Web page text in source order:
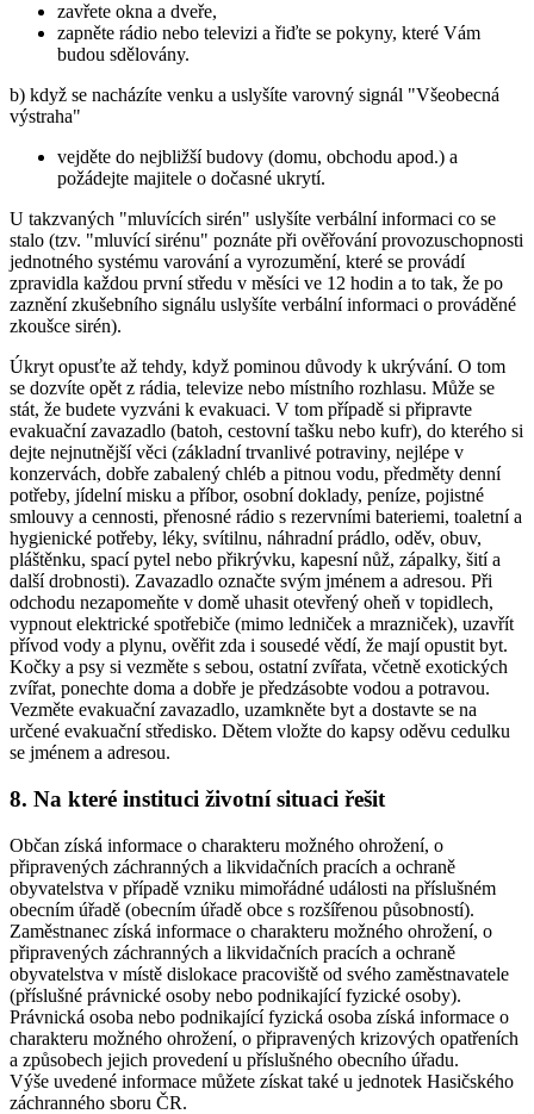
zavřete okna a dveře,
zapněte rádio nebo televizi a řiďte se pokyny, které Vám
budou sdělovány.
b) když se nacházíte venku a uslyšíte varovný signál "Všeobecná
výstraha"
vejděte do nejbližší budovy (domu, obchodu apod.) a
požádejte majitele o dočasné ukrytí.
U takzvaných "mluvících sirén" uslyšíte verbální informaci co se
stalo (tzv. "mluvící sirénu" poznáte při ověřování provozuschopnosti
jednotného systému varování a vyrozumění, které se provádí
zpravidla každou první středu v měsíci ve 12 hodin a to tak, že po
zaznění zkušebního signálu uslyšíte verbální informaci o prováděné
zkoušce sirén).
Úkryt opusťte až tehdy, když pominou důvody k ukrývání. O tom
se dozvíte opět z rádia, televize nebo místního rozhlasu. Může se
stát, že budete vyzváni k evakuaci. V tom případě si připravte
evakuační zavazadlo (batoh, cestovní tašku nebo kufr), do kterého si
dejte nejnutnější věci (základní trvanlivé potraviny, nejlépe v
konzervách, dobře zabalený chléb a pitnou vodu, předměty denní
potřeby, jídelní misku a příbor, osobní doklady, peníze, pojistné
smlouvy a cennosti, přenosné rádio s rezervními bateriemi, toaletní a
hygienické potřeby, léky, svítilnu, náhradní prádlo, oděv, obuv,
pláštěnku, spací pytel nebo přikrývku, kapesní nůž, zápalky, šití a
další drobnosti). Zavazadlo označte svým jménem a adresou. Při
odchodu nezapomeňte v domě uhasit otevřený oheň v topidlech,
vypnout elektrické spotřebiče (mimo ledniček a mrazniček), uzavřít
přívod vody a plynu, ověřit zda i sousedé vědí, že mají opustit byt.
Kočky a psy si vezměte s sebou, ostatní zvířata, včetně exotických
zvířat, ponechte doma a dobře je předzásobte vodou a potravou.
Vezměte evakuační zavazadlo, uzamkněte byt a dostavte se na
určené evakuační středisko. Dětem vložte do kapsy oděvu cedulku
se jménem a adresou.
8. Na které instituci životní situaci řešit
Občan získá informace o charakteru možného ohrožení, o
připravených záchranných a likvidačních pracích a ochraně
obyvatelstva v případě vzniku mimořádné události na příslušném
obecním úřadě (obecním úřadě obce s rozšířenou působností).
Zaměstnanec získá informace o charakteru možného ohrožení, o
připravených záchranných a likvidačních pracích a ochraně
obyvatelstva v místě dislokace pracoviště od svého zaměstnavatele
(příslušné právnické osoby nebo podnikající fyzické osoby).
Právnická osoba nebo podnikající fyzická osoba získá informace o
charakteru možného ohrožení, o připravených krizových opatřeních
a způsobech jejich provedení u příslušného obecního úřadu.
Výše uvedené informace můžete získat také u jednotek Hasičského
záchranného sboru ČR.